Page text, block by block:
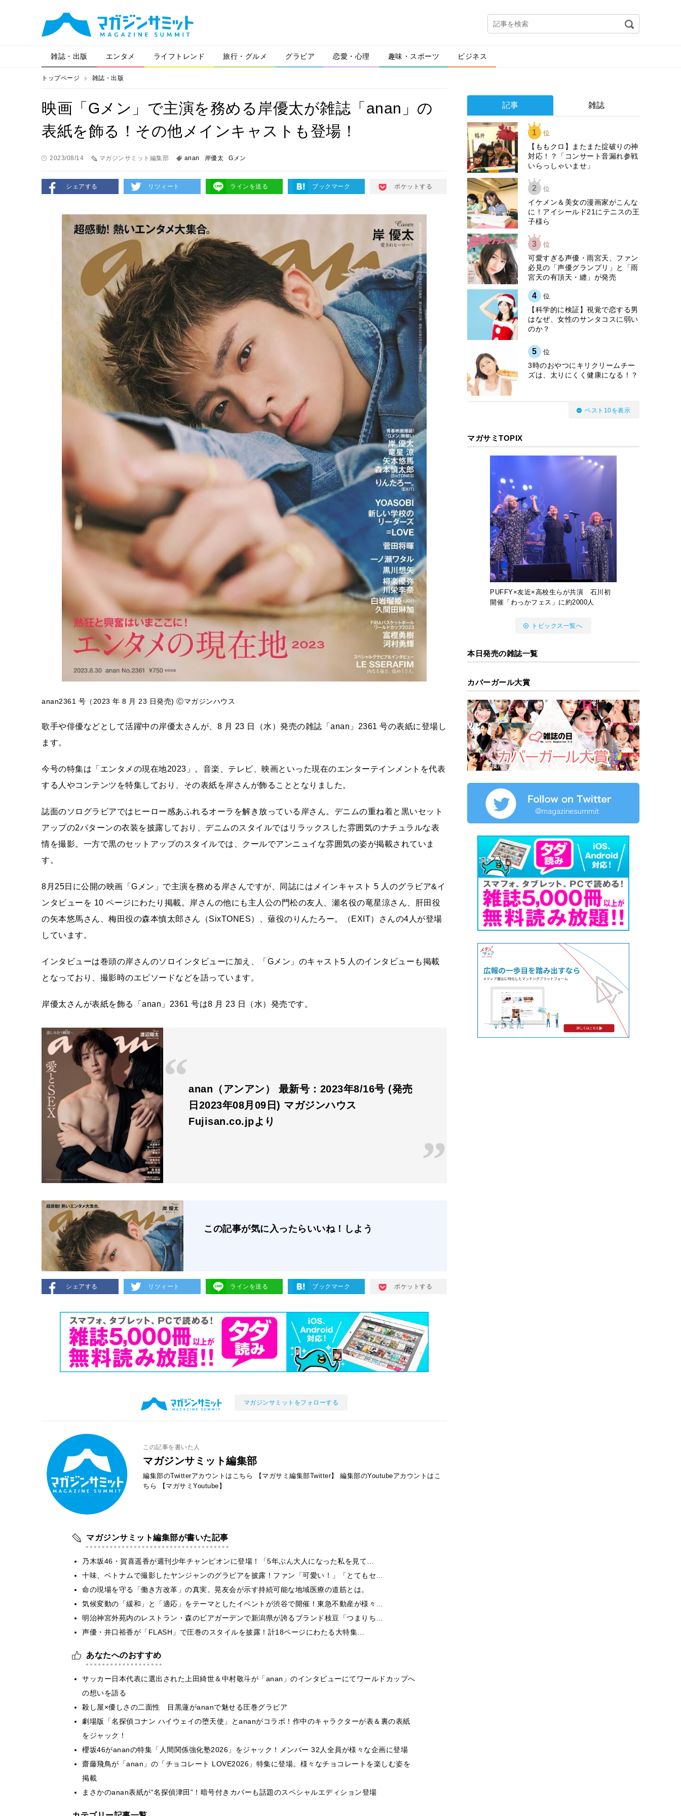
雑誌・出版 エンタメ ライフトレンド 旅行・グルメ グラビア 恋愛・心理 趣味・スポーツ ビジネス
トップページ 雑誌・出版
映画「Gメン」で主演を務める岸優太が雑誌「anan」の
表紙を飾る！その他メインキャストも登場！
2023/08/14 マガジンサミット編集部 anan 岸優太 Gメン
シェアする リツィート ラインを送る ブックマーク ポケットする
anan2361 号（2023 年 8 月 23 日発売) Ⓒマガジンハウス
歌手や俳優などとして活躍中の岸優太さんが、8 月 23 日（水）発売の雑誌「anan」2361 号の表紙に登場し
ます。
今号の特集は「エンタメの現在地2023」。音楽、テレビ、映画といった現在のエンターテインメントを代表
する人やコンテンツを特集しており、その表紙を岸さんが飾ることとなりました。
誌面のソログラビアではヒーロー感あふれるオーラを解き放っている岸さん。デニムの重ね着と黒いセット
アップの2パターンの衣装を披露しており、デニムのスタイルではリラックスした雰囲気のナチュラルな表
情を撮影。一方で黒のセットアップのスタイルでは、クールでアンニュイな雰囲気の姿が掲載されていま
す。
8月25日に公開の映画「Gメン」で主演を務める岸さんですが、同誌にはメインキャスト 5 人のグラビア&イ
ンタビューを 10 ページにわたり掲載。岸さんの他にも主人公の門松の友人、瀬名役の竜星涼さん、肝田役
の矢本悠馬さん、梅田役の森本慎太郎さん（SixTONES）、薙役のりんたろー。（EXIT）さんの4人が登場
しています。
インタビューは巻頭の岸さんのソロインタビューに加え、「Gメン」のキャスト5 人のインタビューも掲載
となっており、撮影時のエピソードなどを語っています。
岸優太さんが表紙を飾る「anan」2361 号は8 月 23 日（水）発売です。
anan（アンアン） 最新号：2023年8/16号 (発売
日2023年08月09日) マガジンハウス
Fujisan.co.jpより
この記事が気に入ったらいいね！しよう
シェアする リツィート ラインを送る ブックマーク ポケットする
マガジンサミットをフォローする
この記事を書いた人
マガジンサミット編集部
編集部のTwitterアカウントはこちら 【マガサミ編集部Twitter】
編集部のYoutubeアカウントはこ
ちら
【マガサミYoutube】
マガジンサミット編集部が書いた記事
乃木坂46・賀喜遥香が週刊少年チャンピオンに登場！「5年ぶん大人になった私を見て…
十味、ベトナムで撮影したヤンジャンのグラビアを披露！ファン「可愛い！」「とてもセ…
​命の現場を守る「働き方改革」の真実。晃友会が示す持続可能な地域医療の道筋とは。
気候変動の「緩和」と「適応」をテーマとしたイベントが渋谷で開催！東急不動産が様々…
明治神宮外苑内のレストラン・森のビアガーデンで新潟県が誇るブランド枝豆「つまりち…
声優・井口裕香が「FLASH」で圧巻のスタイルを披露！計18ページにわたる大特集…
あなたへのおすすめ
サッカー日本代表に選出された上田綺世＆中村敬斗が「anan」のインタビューにてワールドカップへ
の想いを語る
殺し屋×優しさの二面性 目黒蓮がananで魅せる圧巻グラビア
劇場版「名探偵コナン ハイウェイの堕天使」とananがコラボ！作中のキャラクターが表＆裏の表紙
をジャック！
櫻坂46がananの特集「人間関係強化塾2026」をジャック！メンバー 32人全員が様々な企画に登場
齋藤飛鳥が「anan」の「チョコレート LOVE2026」特集に登場。様々なチョコレートを楽しむ姿を
掲載
まさかのanan表紙が“名探偵津田”！暗号付きカバーも話題のスペシャルエディション登場
記事 雑誌
1 位
【ももクロ】またまた掟破りの神
対応！？「コンサート音漏れ参戦
いらっしゃいませ」
2 位
イケメン＆美女の漫画家がこんな
に！アイシールド21にテニスの王
子様ら
3 位
可愛すぎる声優・雨宮天、ファン
必見の「声優グランプリ」と「雨
宮天の有頂天・纏」が発売
4 位
【科学的に検証】視覚で恋する男
はなぜ、女性のサンタコスに弱い
のか？
5 位
3時のおやつにキリクリームチー
ズは、太りにくく健康になる！？
ベスト10を表示
マガサミTOPIX
PUFFY×友近×高校生らが共演 石川初
開催「わっかフェス」に約2000人
トピックス一覧へ
本日発売の雑誌一覧
カバーガール大賞